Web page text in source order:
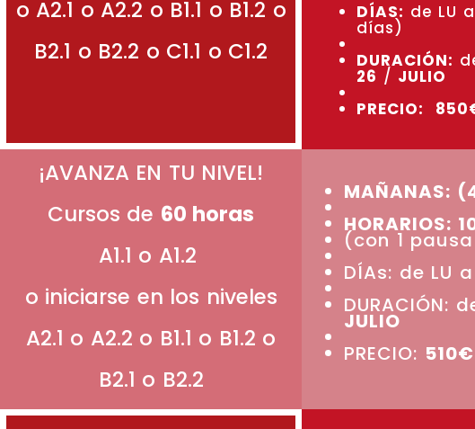
o A2.1 o A2.2 o B1.1 o B1.2 o
B2.1 o B2.2 o C1.1 o C1.2
DÍAS: de LU
días)
DURACIÓN:
26 / JULIO
PRECIO:
¡AVANZA EN TU NIVEL!
Cursos de 60 horas
A1.1 o A1.2
o iniciarse en los niveles
A2.1 o A2.2 o B1.1 o B1.2 o
B2.1 o B2.2
MAÑANAS:
HORARIOS:
(con 1
DÍAs: de LU
DURACIÓN:
JULIO
PRECIO: 510€